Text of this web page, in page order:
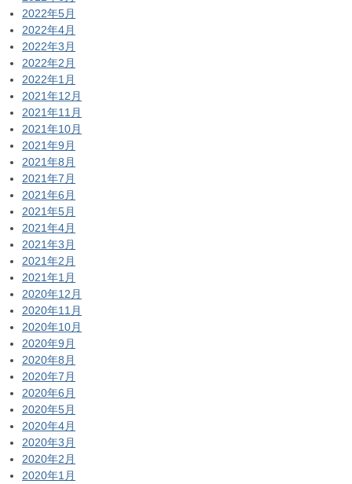
2022年5月
2022年4月
2022年3月
2022年2月
2022年1月
2021年12月
2021年11月
2021年10月
2021年9月
2021年8月
2021年7月
2021年6月
2021年5月
2021年4月
2021年3月
2021年2月
2021年1月
2020年12月
2020年11月
2020年10月
2020年9月
2020年8月
2020年7月
2020年6月
2020年5月
2020年4月
2020年3月
2020年2月
2020年1月